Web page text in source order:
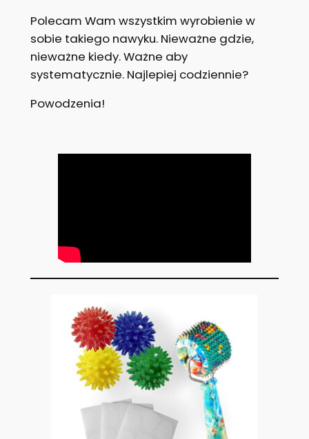
Polecam Wam wszystkim wyrobienie w
sobie takiego nawyku. Nieważne gdzie,
nieważne kiedy. Ważne aby
systematycznie. Najlepiej codziennie?
Powodzenia!